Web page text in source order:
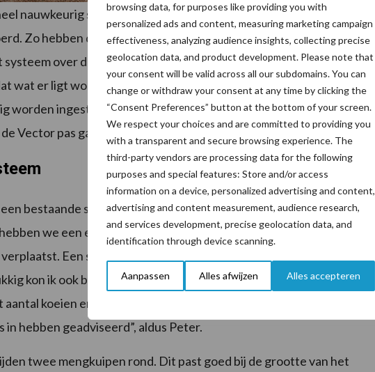
browsing data, for purposes like providing you with
personalized ads and content, measuring marketing campaign
effectiveness, analyzing audience insights, collecting precise
geolocation data, and product development. Please note that
your consent will be valid across all our subdomains. You can
change or withdraw your consent at any time by clicking the
“Consent Preferences” button at the bottom of your screen.
We respect your choices and are committed to providing you
with a transparent and secure browsing experience. The
third-party vendors are processing data for the following
purposes and special features: Store and/or access
information on a device, personalized advertising and content,
advertising and content measurement, audience research,
and services development, precise geolocation data, and
identification through device scanning.
Aanpassen Alles afwijzen Alles accepteren
nauwkeurig samenstellen en mengen”, aldus Peter. “De porties
Zo hebben de koeien altijd een vers rantsoen tot hun
over de optie om voerpauzes in te lassen, wanneer de
wat er ligt wordt opgegeten. Dit kan gedurende een standaard
worden ingesteld. Het is ook mogelijk om de ingestelde voerhoogte
Vector pas gaat voeren wanneer het voer nagenoeg op is.
bestaande schuur, verderop op het erf. “Deze schuur hebben we
we een extra deur geplaatst, betonplaten vervangen door een
Een stellage en water- en elektriciteitsleidingen maakten
kon ik ook best veel zelf doen en denkt Lely met je mee. De
koeien en hoe je de krachtvoer- en mineralenbunkers neerzet,
in hebben geadviseerd”, aldus Peter.
twee mengkuipen rond. Dit past goed bij de grootte van het